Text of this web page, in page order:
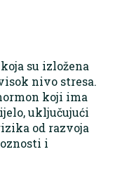
su izložena
nivo stresa.
koji ima
uključujući
od razvoja
i